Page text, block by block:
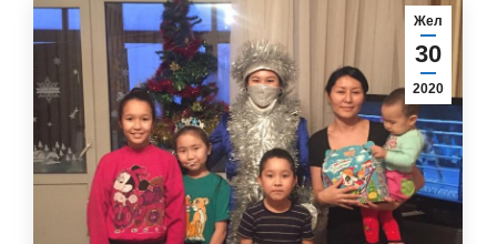
болды. Егер сіз мақсат қойсаңыз, оған
жету үшін күш салуыңыз керек екенін
түсіндік. Талғат Нұрмұханұлының
студенттермен тең, әріптестер ретінде
сөйлеседі. Сондықтан студенттер…
Жел
30
2020